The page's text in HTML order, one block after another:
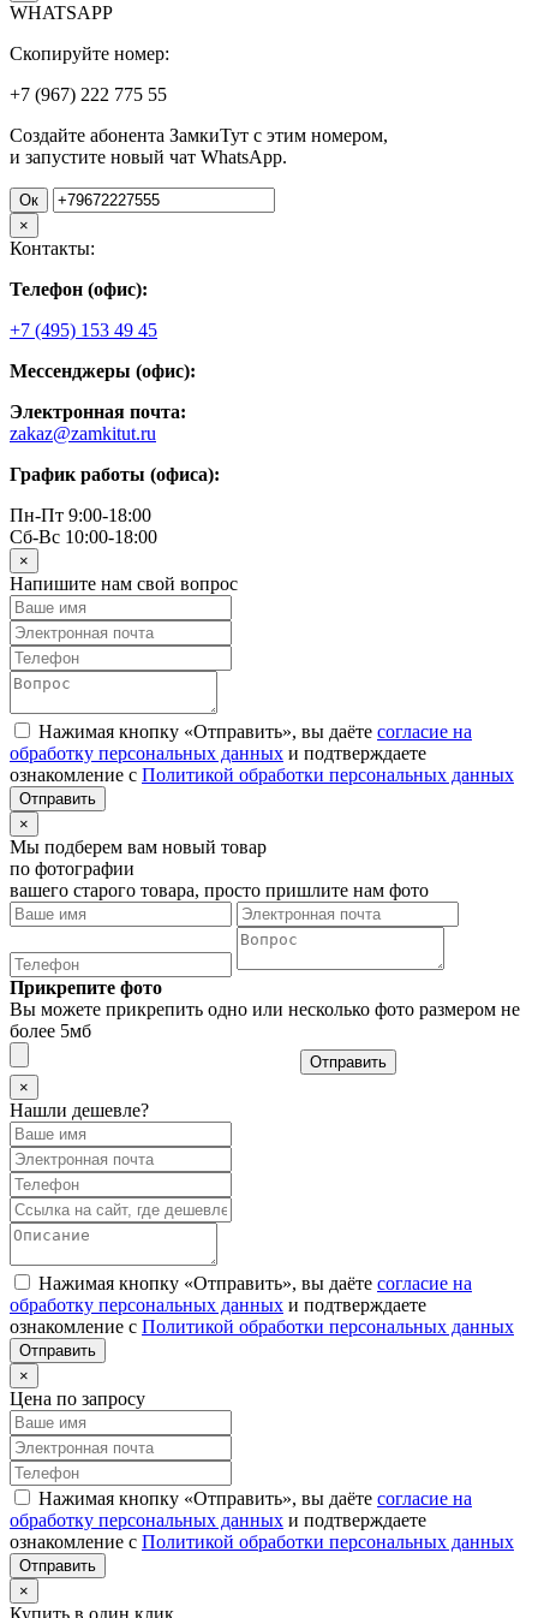
WHATSAPP
Скопируйте номер:
+7 (967) 222 775 55
Создайте абонента ЗамкиТут с этим номером,
и запустите новый чат WhatsApp.
Ок
×
Контакты:
Телефон (офис):
+7 (495) 153 49 45
Мессенджеры (офис):
Электронная почта:
zakaz@zamkitut.ru
График работы (офиса):
Пн-Пт 9:00-18:00
Сб-Вс 10:00-18:00
×
Напишите нам свой вопрос
Нажимая кнопку «Отправить», вы даёте согласие на
обработку персональных данных и подтверждаете
ознакомление с Политикой обработки персональных данных
×
Мы подберем вам новый товар
по фотографии
вашего старого товара, просто пришлите нам фото
Прикрепите фото
Вы можете прикрепить одно или несколько фото размером не
более 5мб
Отправить
×
Нашли дешевле?
Нажимая кнопку «Отправить», вы даёте согласие на
обработку персональных данных и подтверждаете
ознакомление с Политикой обработки персональных данных
×
Цена по запросу
Нажимая кнопку «Отправить», вы даёте согласие на
обработку персональных данных и подтверждаете
ознакомление с Политикой обработки персональных данных
×
Купить в один клик